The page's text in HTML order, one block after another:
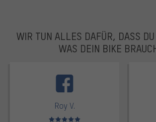
WIR TUN ALLES DAFÜR, DASS
WAS DEIN BIKE
Roy V.
Bewertungen: 5 von 5